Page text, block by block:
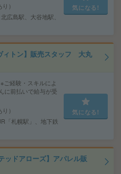
）
広島駅、大谷地駅、
気になる!
ィトン】販売スタッフ 大丸
経験・スキルによ
に前払いで給与が受
）
「札幌駅」、地下鉄
気になる!
ッドアローズ】アパレル販